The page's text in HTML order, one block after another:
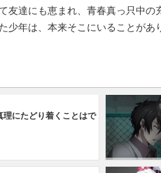
友達にも恵まれ、青春真っ只中
少年は、本来そこにいることが
にたどり着くことはで